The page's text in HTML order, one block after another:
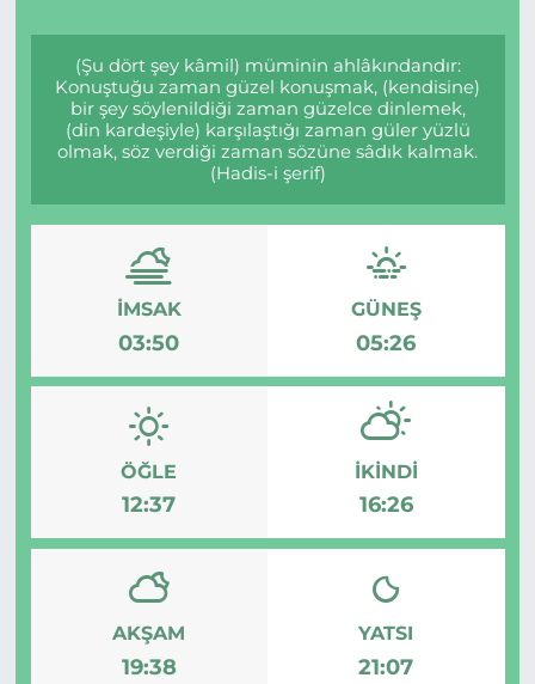
(Şu dört şey kâmil) müminin ahlâkındandır:
Konuştuğu zaman güzel konuşmak, (kendisine)
bir şey söylenildiği zaman güzelce dinlemek,
(din kardeşiyle) karşılaştığı zaman güler yüzlü
olmak, söz verdiği zaman sözüne sâdık kalmak.
(Hadis-i şerif)
İMSAK
03:50
GÜNEŞ
05:26
ÖĞLE
12:37
İKINDI
16:26
AKŞAM
19:38
YATSI
21:07